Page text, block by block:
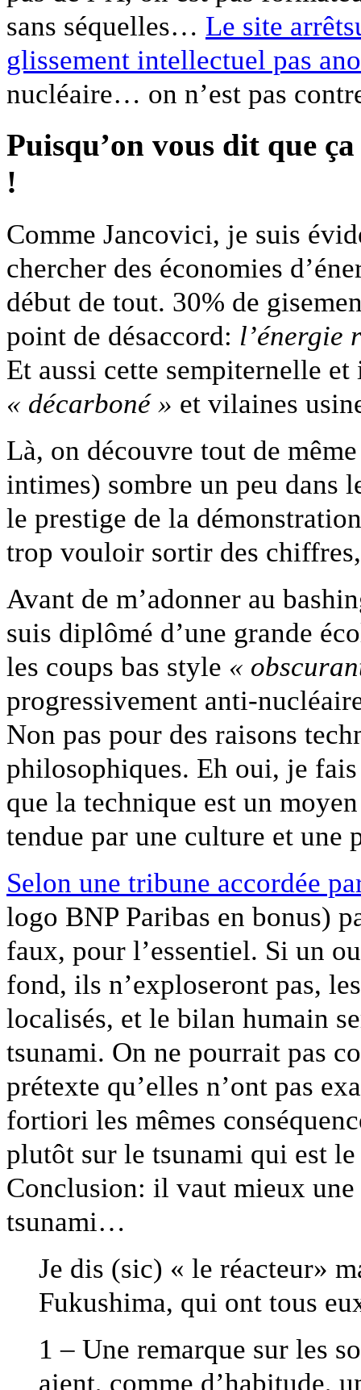
sans séquelles… Le site
glissement intellectuel pas
nucléaire… on n’est pas
Puisqu’on vous dit que
!
Comme Jancovici, je suis
chercher des économies
début de tout. 30% de
point de désaccord: l’énergie
Et aussi cette sempiternelle
« décarboné » et vilaines
Là, on découvre tout de
intimes) sombre un peu dans
le prestige de la
trop vouloir sortir des
Avant de m’adonner au
suis diplômé d’une grande
les coups bas style «
progressivement anti-
Non pas pour des raisons
philosophiques. Eh oui, je
que la technique est un
tendue par une culture et
Selon une tribune accordée
logo BNP Paribas en bonus)
faux, pour l’essentiel. Si un
fond, ils n’exploseront pas,
localisés, et le bilan humain
tsunami. On ne pourrait pas
prétexte qu’elles n’ont pas
fortiori les mêmes
plutôt sur le tsunami qui est
Conclusion: il vaut mieux une
tsunami…
Je dis (sic) « le réacteur»
Fukushima, qui ont tous
1 – Une remarque sur les
aient, comme d’habitude,